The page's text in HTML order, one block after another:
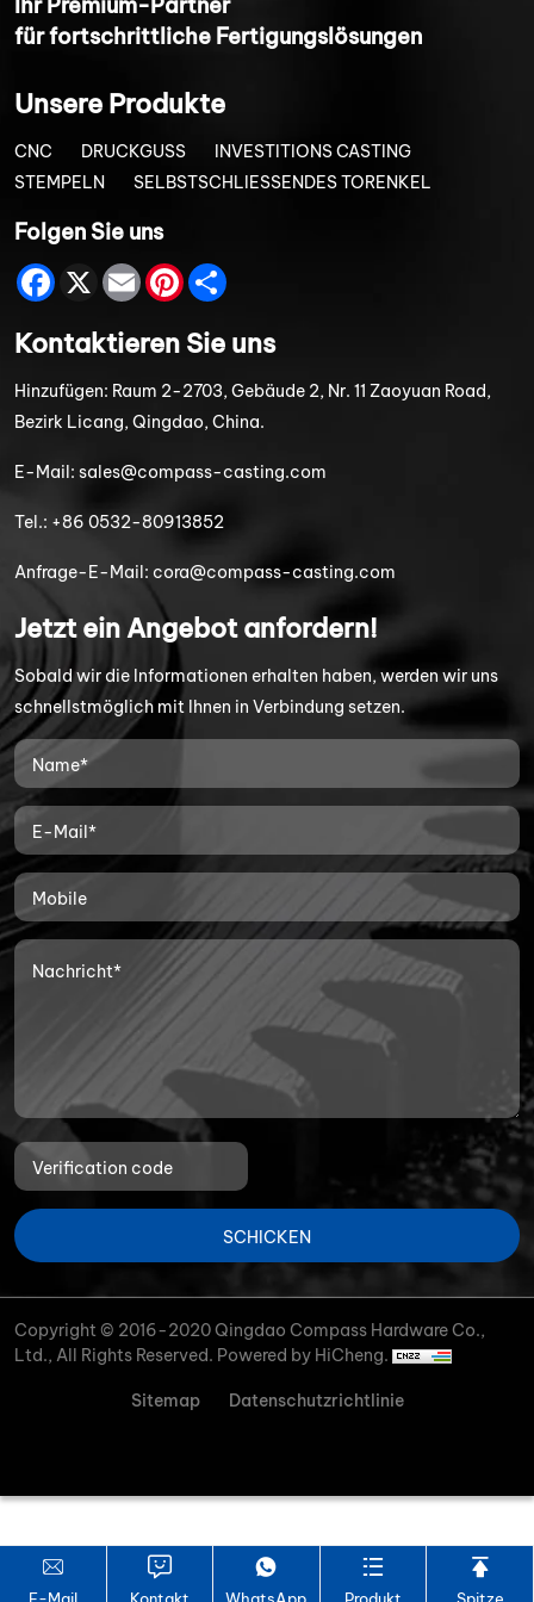
für fortschrittliche Fertigungslösungen
Unsere Produkte
CNC DRUCKGUSS
INVESTITIONS CASTING
STEMPELN
SELBSTSCHLIESSENDES TORENKEL
Folgen Sie uns
Facebook
X EmailPinterest
Kontaktieren Sie uns
Hinzufügen: Raum 2-2703, Gebäude 2, Nr. 11 Zaoyuan Road,
Bezirk Licang, Qingdao, China.
E-Mail:sales@compass-casting.com
Tel.: +86 0532-80913852
Anfrage-E-Mail: cora@compass-casting.com
Jetzt ein Angebot anfordern!
Sobald wir die Informationen erhalten haben, werden wir uns
schnellstmöglich mit Ihnen in Verbindung setzen.
SCHICKEN
Copyright © 2016-2020 Qingdao Compass Hardware Co.,
Ltd., All Rights Reserved. Powered by HiCheng.
Sitemap
Datenschutzrichtlinie
E-Mail Kontakt WhatsApp Produkt Spitze